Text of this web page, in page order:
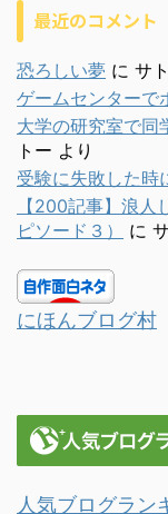
最近のコメント
恐ろしい夢 に サ
ゲームセンターで
大学の研究室で同
トー より
受験に失敗した時
【200記事】浪
ピソード３）
に
にほんブログ村
人気ブログラン